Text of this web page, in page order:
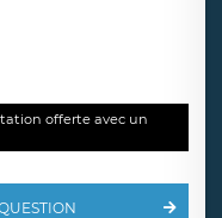
offerte avec un